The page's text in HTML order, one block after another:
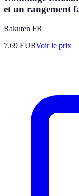
et un rangement
Rakuten FR
7.69 EURVoir le prix